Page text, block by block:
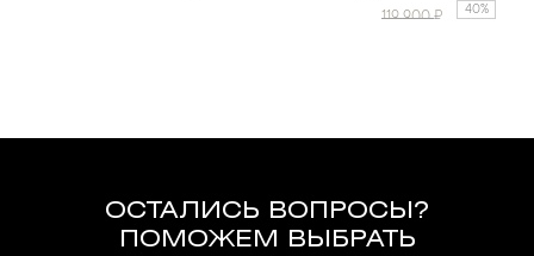
119 900₽ 40%
ОСТАЛИСЬ ВОПРОСЫ?
ПОМОЖЕМ ВЫБРАТЬ